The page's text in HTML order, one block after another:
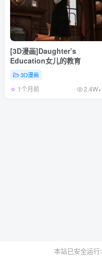
[3D漫画]Daughter’s
Education女儿的教育
3D漫画
1个月前 2.4W+
本站已安全运行: